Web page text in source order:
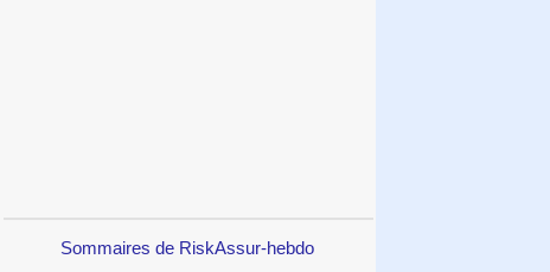
Sommaires de RiskAssur-hebdo